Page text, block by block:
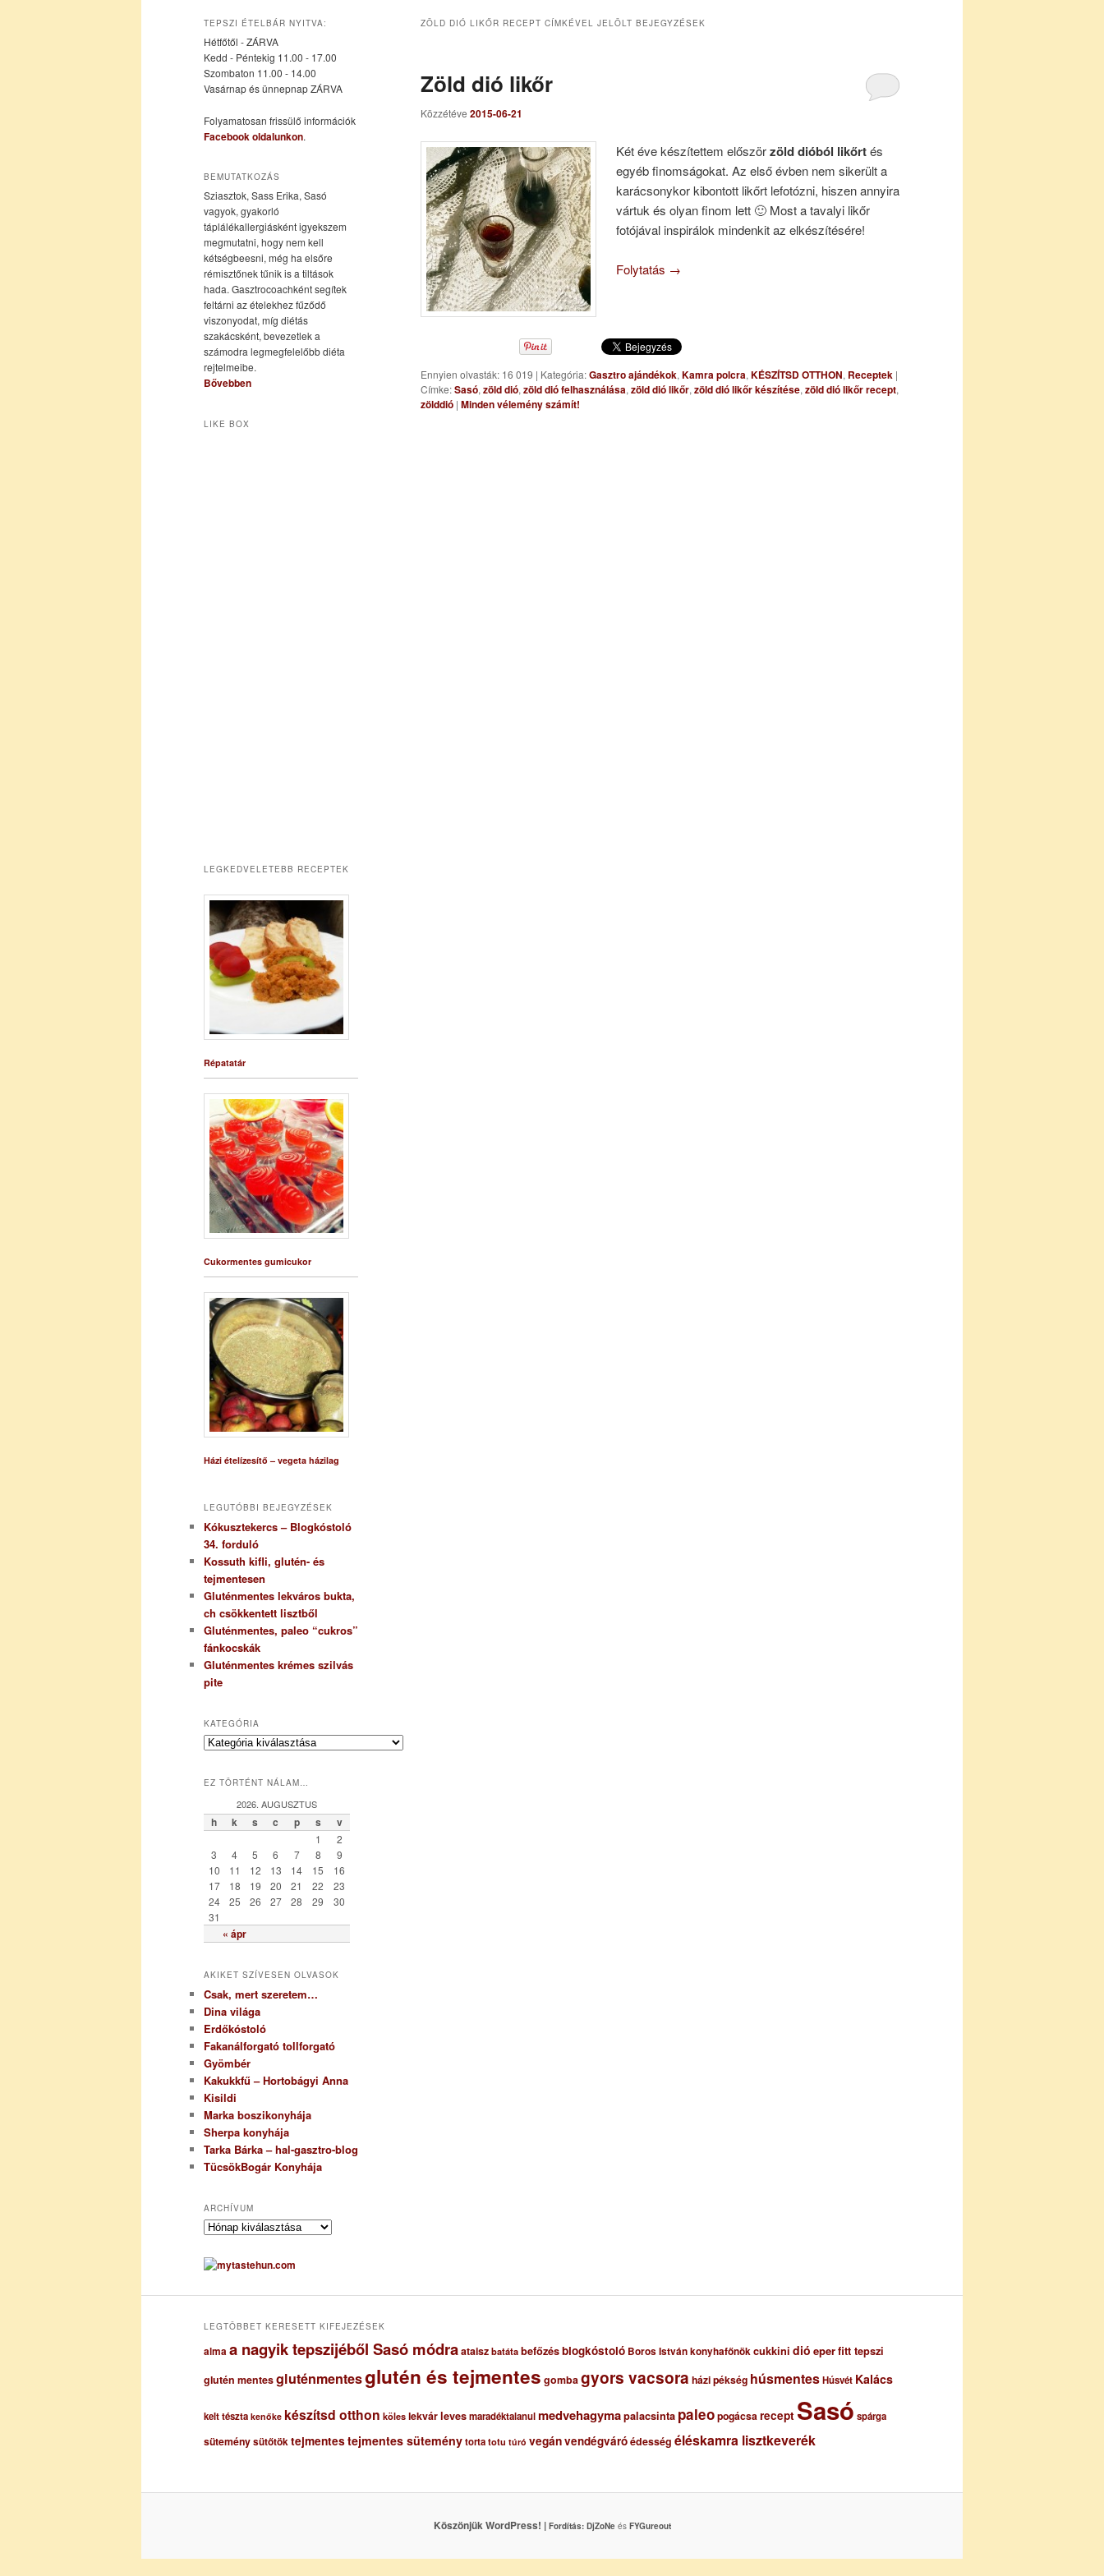
elsődleges
tartalomra
másodlagos
tartalomra
ZÖLD DIÓ LIKŐR RECEPT CÍMKÉVEL JELÖLT BEJEGYZÉSEK
Zöld dió likőr
Közzétéve 2015-06-21
Két éve készítettem előszörzöld dióból likőrtés
egyéb finomságokat. Az első évben nem sikerült a
karácsonykor kibontott likőrt lefotózni, hiszen annyira
vártuk és olyan finom lett 🙂 Most a tavalyi likőr
fotójával inspirálok mindenkit az elkészítésére!
Folytatás →
Ennyien olvasták: 16 019 | Kategória:Gasztro ajándékok, Kamra polcra, KÉSZÍTSD OTTHON, Receptek |
Címke:Sasó, zöld dió, zöld dió felhasználása, zöld dió likőr, zöld dió likőr készítése, zöld dió likőr recept,
zölddió | Minden vélemény számít!
TEPSZI ÉTELBÁR NYITVA:
Hétfőtől - ZÁRVA
Kedd - Péntekig 11.00 - 17.00
Szombaton 11.00 - 14.00
Vasárnap és ünnepnap ZÁRVA
Folyamatosan frissülő információk
Facebook oldalunkon.
BEMUTATKOZÁS
Sziasztok, Sass Erika, Sasó
vagyok, gyakorló
táplálékallergiásként igyekszem
megmutatni, hogy nem kell
kétségbeesni, még ha elsőre
rémisztőnek tűnik is a tiltások
hada. Gasztrocoachként segítek
feltárni az ételekhez fűződő
viszonyodat, míg diétás
szakácsként, bevezetlek a
számodra legmegfelelőbb diéta
rejtelmeibe.
Bővebben
LIKE BOX
LEGKEDVELETEBB RECEPTEK
Répatatár
Cukormentes gumicukor
Házi ételízesítő – vegeta házilag
LEGUTÓBBI BEJEGYZÉSEK
Kókusztekercs – Blogkóstoló
34. forduló
Kossuth kifli, glutén- és
tejmentesen
Gluténmentes lekváros bukta,
ch csökkentett lisztből
Gluténmentes, paleo “cukros”
fánkocskák
Gluténmentes krémes szilvás
pite
KATEGÓRIA
K
e
r
EZ TÖRTÉNT NÁLAM…
2026. AUGUSZTUS
h k s c p s v
« ápr
1
2
3
4 5 6 7 8
9
10
11 12 13 14 15
16
17
18 19 20 21 22
23
24
25 26 27 28 29
30
31
AKIKET SZÍVESEN OLVASOK
Csak, mert szeretem…
Dina világa
Erdőkóstoló
Fakanálforgató tollforgató
Gyömbér
Kakukkfű – Hortobágyi Anna
Kisildi
Marka boszikonyhája
Sherpa konyhája
Tarka Bárka – hal-gasztro-blog
TücsökBogár Konyhája
ARCHÍVUM
A
c
h
uLEGTÖBBET KERESETT KIFEJEZÉSEK
almaa nagyik tepszijéből Sasó módraataisz batáta befőzésblogkóstoló Boros István konyhafőnökcukkini dió eperfitt tepszi
glutén mentesgluténmentesglutén és tejmentes gombagyors vacsora házi pékség húsmentesHúsvét Kalács
kelt tészta kenőke készítsd otthon köles lekvárlevesmaradéktalanulmedvehagymapalacsinta paleopogácsarecept Sasó spárga
süteménysütőtöktejmentestejmentes süteménytorta totu túró vegánvendégváróédesség éléskamra lisztkeverék
Köszönjük WordPress! | Fordítás: DjZoNeés FYGureout